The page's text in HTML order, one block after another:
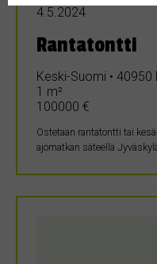
4.5.2024
Rantatontti
Keski-Suomi • 40950
1 m²
100000 €
Ostetaan rantatontti tai
ajomatkan säteellä